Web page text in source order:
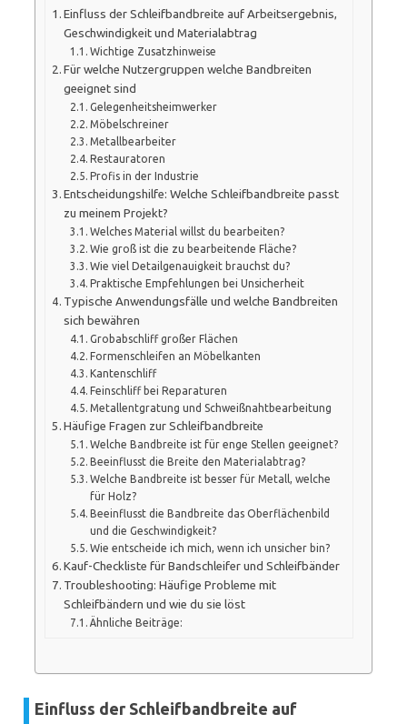
Einfluss der Schleifbandbreite auf Arbeitsergebnis,
Geschwindigkeit und Materialabtrag
Wichtige Zusatzhinweise
Für welche Nutzergruppen welche Bandbreiten
geeignet sind
Gelegenheitsheimwerker
Möbelschreiner
Metallbearbeiter
Restauratoren
Profis in der Industrie
Entscheidungshilfe: Welche Schleifbandbreite passt
zu meinem Projekt?
Welches Material willst du bearbeiten?
Wie groß ist die zu bearbeitende Fläche?
Wie viel Detailgenauigkeit brauchst du?
Praktische Empfehlungen bei Unsicherheit
Typische Anwendungsfälle und welche Bandbreiten
sich bewähren
Grobabschliff großer Flächen
Formenschleifen an Möbelkanten
Kantenschliff
Feinschliff bei Reparaturen
Metallentgratung und Schweißnahtbearbeitung
Häufige Fragen zur Schleifbandbreite
Welche Bandbreite ist für enge Stellen geeignet?
Beeinflusst die Breite den Materialabtrag?
Welche Bandbreite ist besser für Metall, welche
für Holz?
Beeinflusst die Bandbreite das Oberflächenbild
und die Geschwindigkeit?
Wie entscheide ich mich, wenn ich unsicher bin?
Kauf-Checkliste für Bandschleifer und Schleifbänder
Troubleshooting: Häufige Probleme mit
Schleifbändern und wie du sie löst
Ähnliche Beiträge:
Einfluss der Schleifbandbreite auf